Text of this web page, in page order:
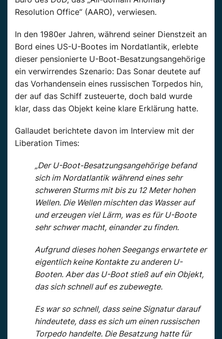
Resolution Office“ (AARO), verwiesen.
In den 1980er Jahren, während seiner Dienstzeit an
Bord eines US-U-Bootes im Nordatlantik, erlebte
dieser pensionierte U-Boot-Besatzungsangehörige
ein verwirrendes Szenario: Das Sonar deutete auf
das Vorhandensein eines russischen Torpedos hin,
der auf das Schiff zusteuerte, doch bald wurde
klar, dass das Objekt keine klare Erklärung hatte.
Gallaudet berichtete davon im Interview mit der
Liberation Times:
„Der U-Boot-Besatzungsangehörige befand
sich im Nordatlantik während eines sehr
schweren Sturms mit bis zu 12 Meter hohen
Wellen. Die Wellen mischten das Wasser auf
und erzeugen viel Lärm, was es für U-Boote
sehr schwer macht, einander zu finden.
Aufgrund dieses hohen Seegangs erwartete er
eigentlich keine Kontakte zu anderen U-
Booten. Aber das U-Boot stieß auf ein Objekt,
das sich schnell auf es zubewegte.
Es war so schnell, dass seine Signatur darauf
hindeutete, dass es sich um einen russischen
Torpedo handelte. Die Besatzung hatte für